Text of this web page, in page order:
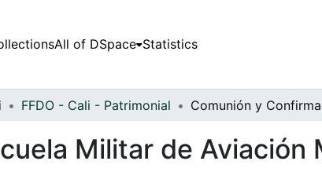
All of DSpace Statistics
FFDO - Cali - Patrimonial
Militar de Aviación